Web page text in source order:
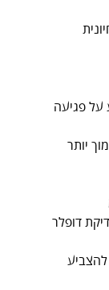
מצביע על פגיעה
נמוך יותר
דופלר